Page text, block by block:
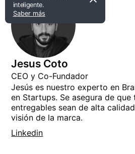
inteligente.
Saber más
Jesus Coto
CEO y Co-Fundador
Jesús es nuestro experto en
en Startups. Se asegura de que
entregables sean de alta
visión de la marca.
Linkedin